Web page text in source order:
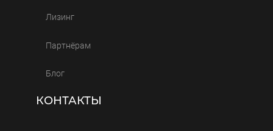
Лизинг
Партнёрам
Блог
КОНТАКТЫ